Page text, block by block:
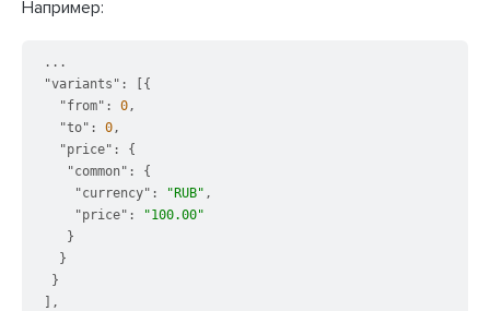
Например:
"variants" :
{
"from" : 0,
"to" : 0,
"price" :
{
"common" :
{
"currency" : "RUB" ,
"price" :
"100.00"
}
}
}
,